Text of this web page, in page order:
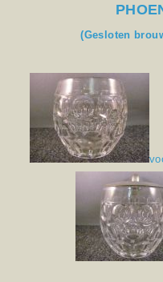
(Gesloten